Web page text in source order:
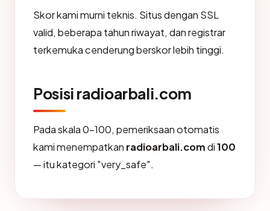
Skor kami murni teknis. Situs dengan SSL
valid, beberapa tahun riwayat, dan registrar
terkemuka cenderung berskor lebih tinggi.
Posisi radioarbali.com
Pada skala 0-100, pemeriksaan otomatis
kami menempatkan radioarbali.comdi100
— itu kategori "very_safe".